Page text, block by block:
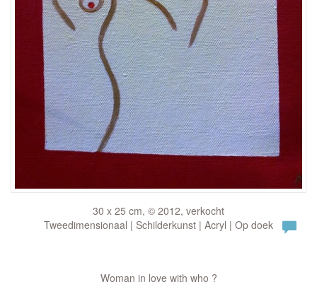
30 x 25 cm, © 2012, verkocht
Tweedimensionaal | Schilderkunst | Acryl | Op doek
Woman in love with who ?